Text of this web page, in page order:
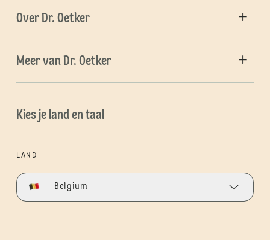
Over Dr. Oetker
Meer van Dr. Oetker
Kies je land en taal
LAND
Belgium